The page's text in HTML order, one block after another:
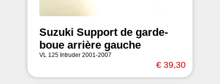
Suzuki Support de garde-
boue arrière gauche
VL 125 Intruder 2001-2007
€ 39,30